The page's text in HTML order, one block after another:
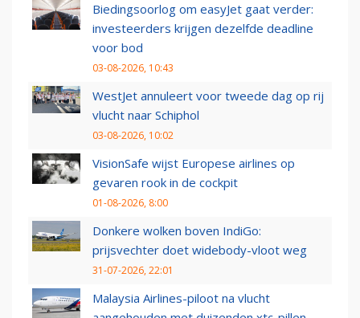
Biedingsoorlog om easyJet gaat verder:
investeerders krijgen dezelfde deadline
voor bod
03-08-2026, 10:43
WestJet annuleert voor tweede dag op rij
vlucht naar Schiphol
03-08-2026, 10:02
VisionSafe wijst Europese airlines op
gevaren rook in de cockpit
01-08-2026, 8:00
Donkere wolken boven IndiGo:
prijsvechter doet widebody-vloot weg
31-07-2026, 22:01
Malaysia Airlines-piloot na vlucht